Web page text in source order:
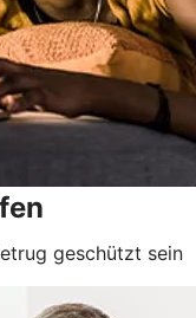
geschützt sein